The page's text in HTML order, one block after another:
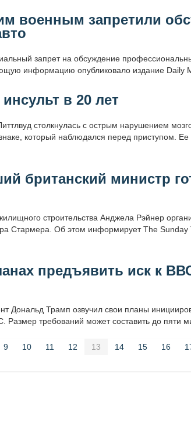
военным запретили
запрет на обсуждение
информацию опубликовало издание Daily
в 20 лет
столкнулась с острым нарушением
который наблюдался перед приступом.
британский министр
строительства Анджела Рэйнер
Стармера. Об этом информирует The Sunday
предъявить иск к
Дональд Трамп озвучил свои планы
Размер требований может составить до пяти
9 10 11 12 13 14 15 16